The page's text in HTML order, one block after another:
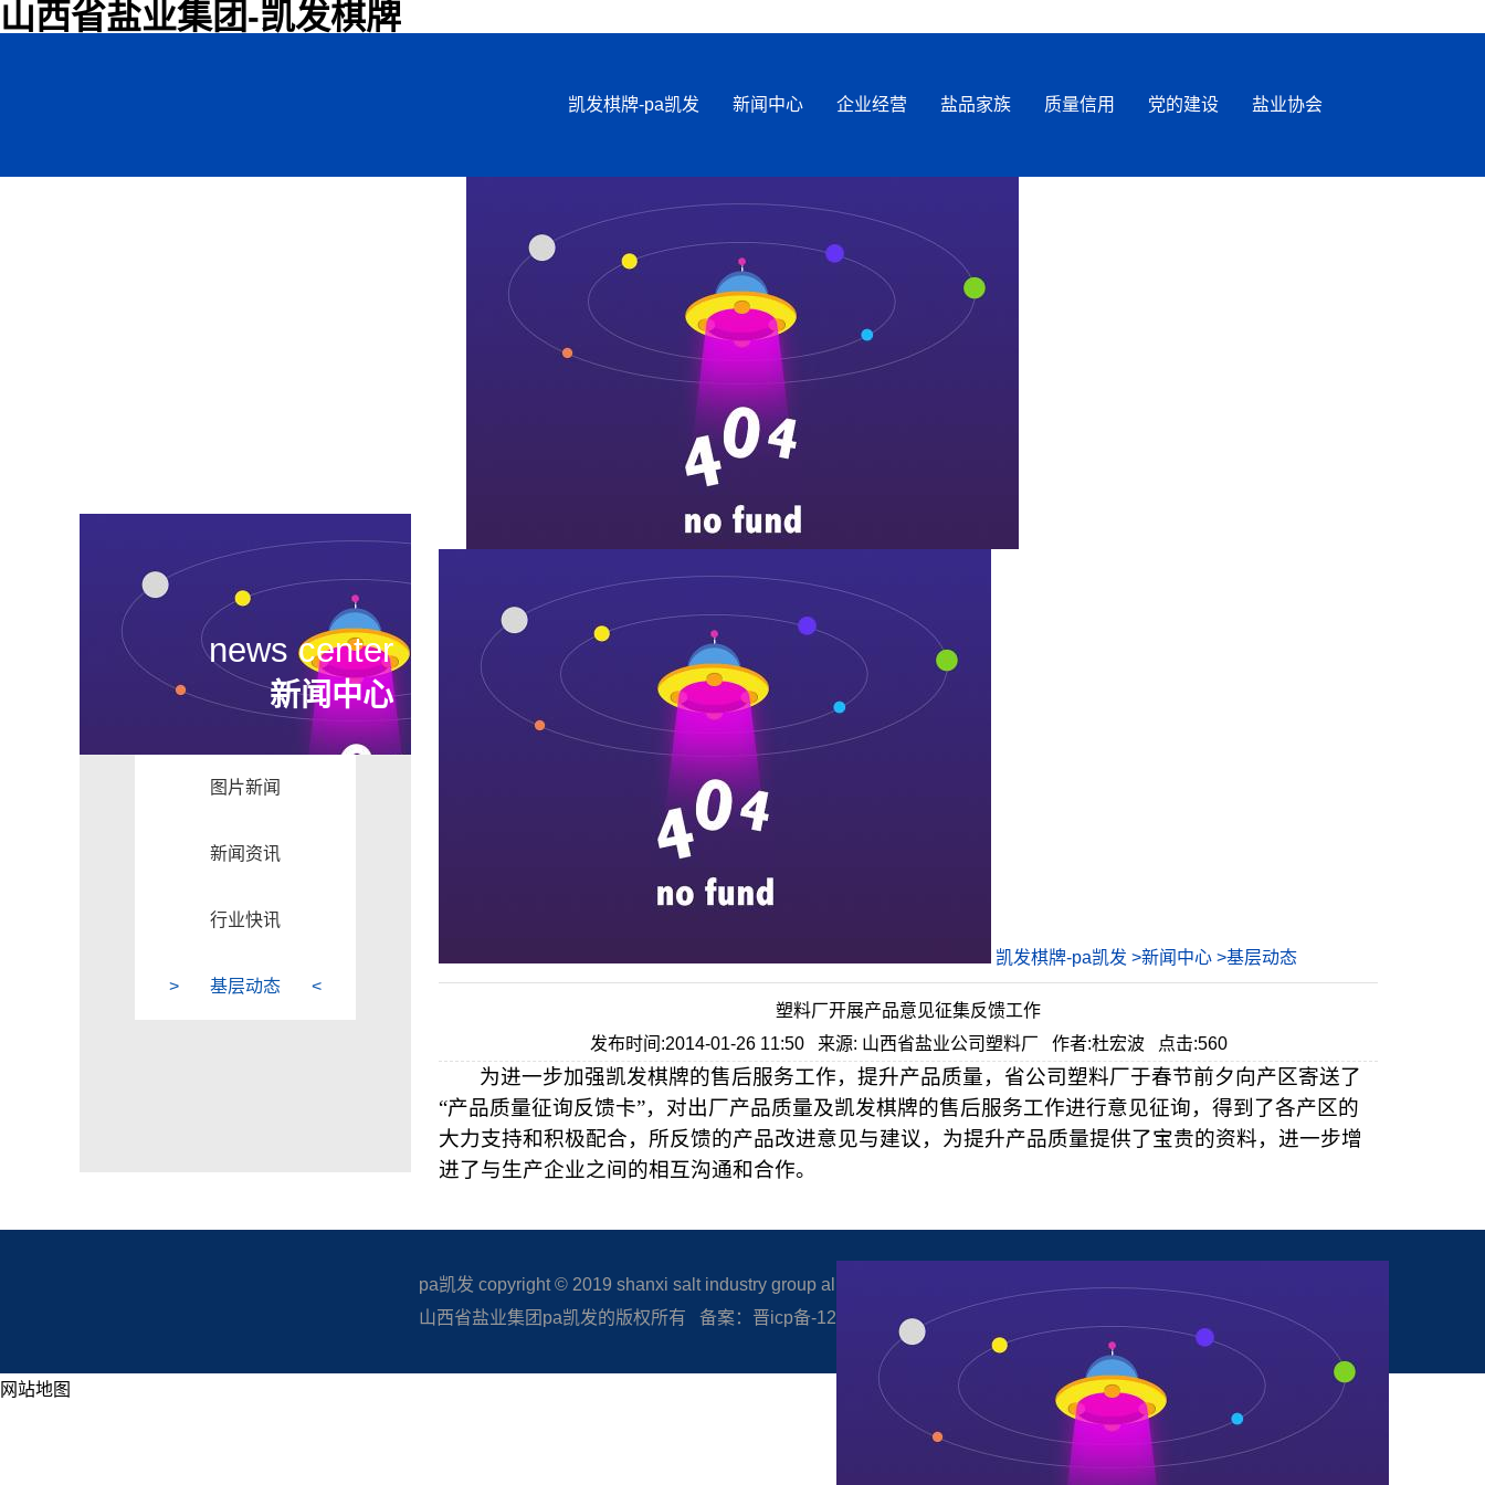
山西省盐业集团-凯发棋牌
凯发棋牌-pa凯发 新闻中心 企业经营 盐品家族 质量信用 党的建设 盐业协会
news center
新闻中心
图片新闻
新闻资讯
行业快讯
基层动态
凯发棋牌-pa凯发 >新闻中心 >基层动态
塑料厂开展产品意见征集反馈工作
发布时间:2014-01-26 11:50 来源: 山西省盐业公司塑料厂 作者:杜宏波 点击:560
为进一步加强凯发棋牌的售后服务工作，提升产品质量，省公司塑料厂于春节前夕向产区寄送了
“产品质量征询反馈卡”，对出厂产品质量及凯发棋牌的售后服务工作进行意见征询，得到了各产区的
大力支持和积极配合，所反馈的产品改进意见与建议，为提升产品质量提供了宝贵的资料，进一步增
进了与生产企业之间的相互沟通和合作。
pa凯发 copyright © 2019 shanxi salt industry group all rights reserved.
山西省盐业集团pa凯发的版权所有 备案：晋icp备-12005506
网站地图